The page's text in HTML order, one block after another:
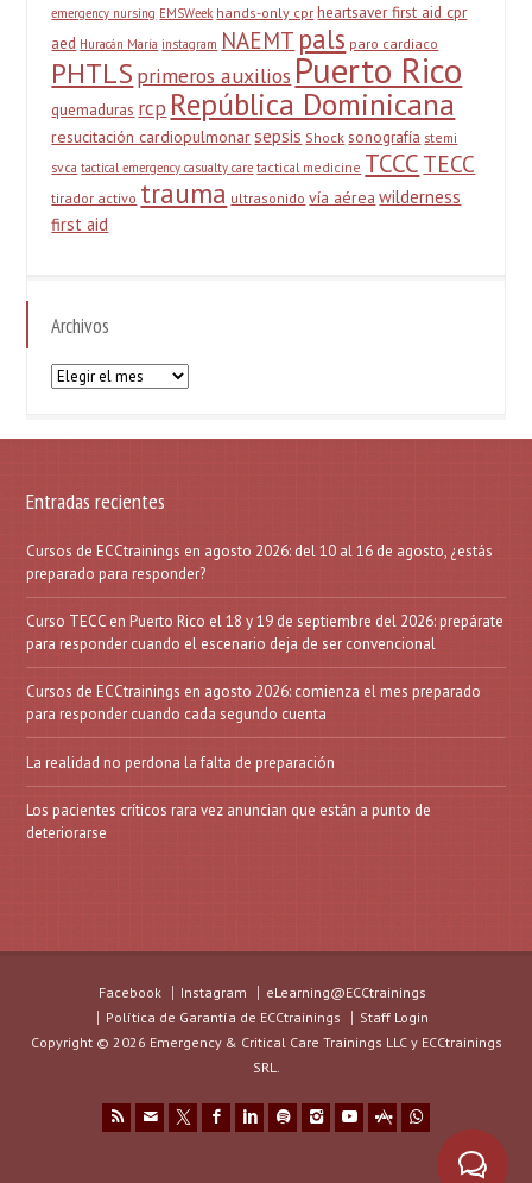
emergency nursing EMSWeek hands-only cpr heartsaver first aid cpr
aed Huracán María instagram NAEMT pals paro cardiaco
PHTLS primeros auxilios Puerto Rico
quemaduras rcp República Dominicana
resucitación cardiopulmonarsepsis Shock sonografía stemi
svca tactical emergency casualty care tactical medicine TCCC TECC
tirador activo trauma ultrasonido vía aérea wilderness
first aid
Archivos
Archivos
Entradas recientes
Cursos de ECCtrainings en agosto 2026: del 10 al 16 de agosto, ¿estás
preparado para responder?
Curso TECC en Puerto Rico el 18 y 19 de septiembre del 2026: prepárate
para responder cuando el escenario deja de ser convencional
Cursos de ECCtrainings en agosto 2026: comienza el mes preparado
para responder cuando cada segundo cuenta
La realidad no perdona la falta de preparación
Los pacientes críticos rara vez anuncian que están a punto de
deteriorarse
Facebook Instagram
eLearning@ECCtrainings
Política de Garantía de ECCtrainings
Staff Login
Copyright © 2026 Emergency & Critical Care Trainings LLC y ECCtrainings
SRL.